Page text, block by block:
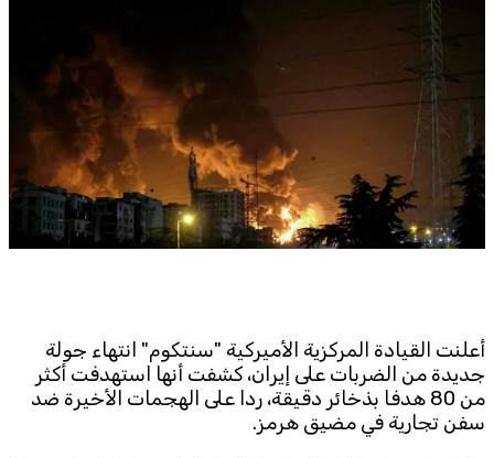
Services
Horoscope
Polls
Jobs
Writers
Legal
Cookies Policy
أعلنت القيادة المركزية الأميركية "سنتكوم" انتهاء جولة
جديدة من الضربات على إيران، كشفت أنها استهدفت أكثر
من 80 هدفا بذخائر دقيقة، ردا على الهجمات الأخيرة ضد
سفن تجارية في مضيق هرمز.